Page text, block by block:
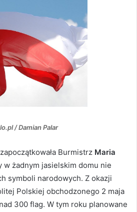
/ Damian Palar
Burmistrz Maria
w żadnym jasielskim domu nie
symboli narodowych. Z okazji
Polskiej obchodzonego 2 maja
300 flag. W tym roku planowane